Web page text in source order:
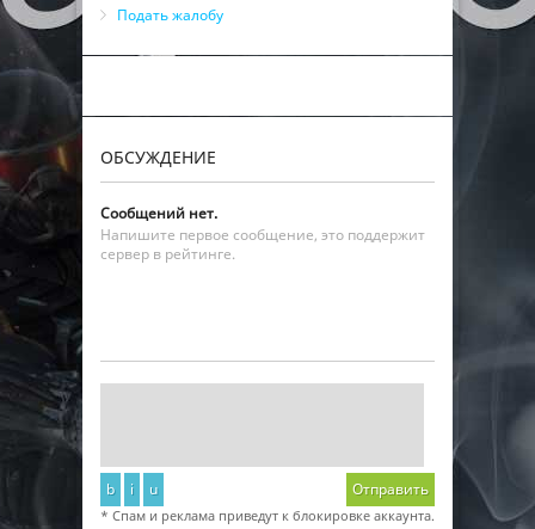
Подать жалобу
ОБСУЖДЕНИЕ
Сообщений нет.
Напишите первое сообщение, это поддержит
сервер в рейтинге.
b i u Отправить
* Спам и реклама приведут к блокировке аккаунта.